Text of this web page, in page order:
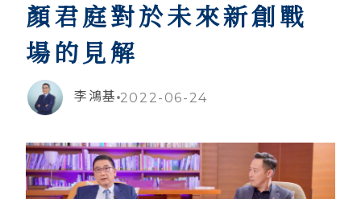
顏君庭對於未來新創戰
場的見解
李鴻基 2022-06-24